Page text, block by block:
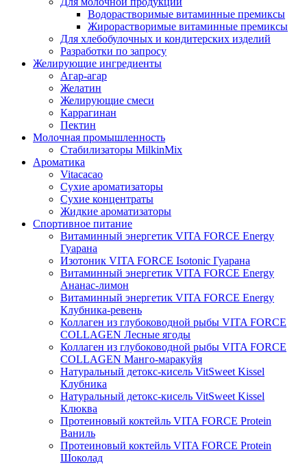
Водорастворимые витаминные премиксы
Жирорастворимые витаминные премиксы
Для хлебобулочных и кондитерских изделий
Разработки по запросу
Желирующие ингредиенты
Агар-агар
Желатин
Желирующие смеси
Каррагинан
Пектин
Молочная промышленность
Стабилизаторы MilkinMix
Ароматика
Vitacacao
Сухие ароматизаторы
Сухие концентраты
Жидкие ароматизаторы
Спортивное питание
Витаминный энергетик VITA FORCE Energy
Гуарана
Изотоник VITA FORCE Isotonic Гуарана
Витаминный энергетик VITA FORCE Energy
Ананас-лимон
Витаминный энергетик VITA FORCE Energy
Клубника-ревень
Коллаген из глубоководной рыбы VITA FORCE
COLLAGEN Лесные ягоды
Коллаген из глубоководной рыбы VITA FORCE
COLLAGEN Манго-маракуйя
Натуральный детокс-кисель VitSweet Kissel
Клубника
Натуральный детокс-кисель VitSweet Kissel
Клюква
Протеиновый коктейль VITA FORCE Protein
Ваниль
Протеиновый коктейль VITA FORCE Protein
Шоколад